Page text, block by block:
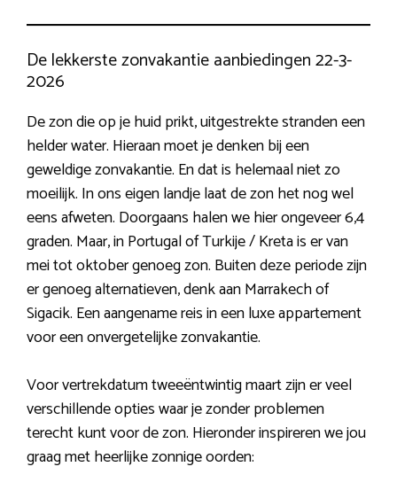
De lekkerste zonvakantie aanbiedingen 22-3-
2026
De zon die op je huid prikt, uitgestrekte stranden een
helder water. Hieraan moet je denken bij een
geweldige zonvakantie. En dat is helemaal niet zo
moeilijk. In ons eigen landje laat de zon het nog wel
eens afweten. Doorgaans halen we hier ongeveer 6,4
graden. Maar, in Portugal of Turkije / Kreta is er van
mei tot oktober genoeg zon. Buiten deze periode zijn
er genoeg alternatieven, denk aan Marrakech of
Sigacik. Een aangename reis in een luxe appartement
voor een onvergetelijke zonvakantie.
Voor vertrekdatum tweeëntwintig maart zijn er veel
verschillende opties waar je zonder problemen
terecht kunt voor de zon. Hieronder inspireren we jou
graag met heerlijke zonnige oorden: